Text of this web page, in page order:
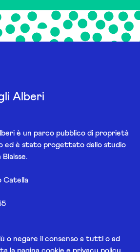
Alberi
è un parco pubblico di proprietà
ed è stato progettato dallo studio
Catella
o negare il consenso a tutti o ad